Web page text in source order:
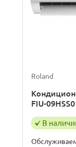
Roland
FIU-
В